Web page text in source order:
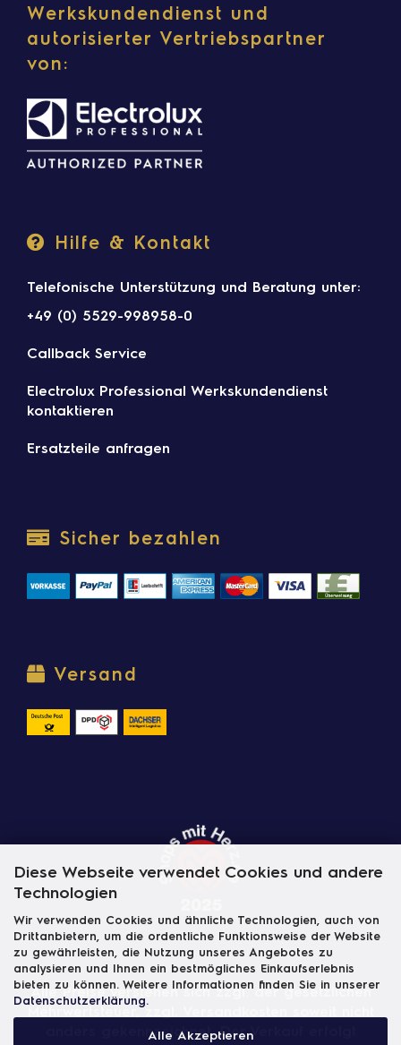
Diese Webseite verwendet Cookies und andere
Technologien
Wir verwenden Cookies und ähnliche Technologien, auch von
Drittanbietern, um die ordentliche Funktionsweise der Website
zu gewährleisten, die Nutzung unseres Angebotes zu
analysieren und Ihnen ein bestmögliches Einkaufserlebnis
bieten zu können. Weitere Informationen finden Sie in unserer
Datenschutzerklärung.
Alle Akzeptieren
Werkskundendienst und
autorisierter Vertriebspartner
von:
Hilfe & Kontakt
Telefonische Unterstützung und Beratung unter:
+49 (0) 5529-998958-0
Callback Service
Electrolux Professional Werkskundendienst
kontaktieren
Ersatzteile anfragen
Sicher bezahlen
Versand
Alle Preise verstehen sich zzgl. der gesetzlichen
Mehrwertsteuer, zzgl.
anders gekennzeichnet. Der Verkauf erfolgt